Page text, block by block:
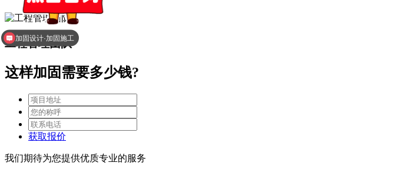
工程管理团队
这样加固需要多少钱?
获取报价
我们期待为您提供优质专业的服务
加固设计·加固施工